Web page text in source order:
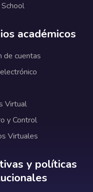
académicos
de cuentas
Virtual
y Control
Virtuales
y
y políticas